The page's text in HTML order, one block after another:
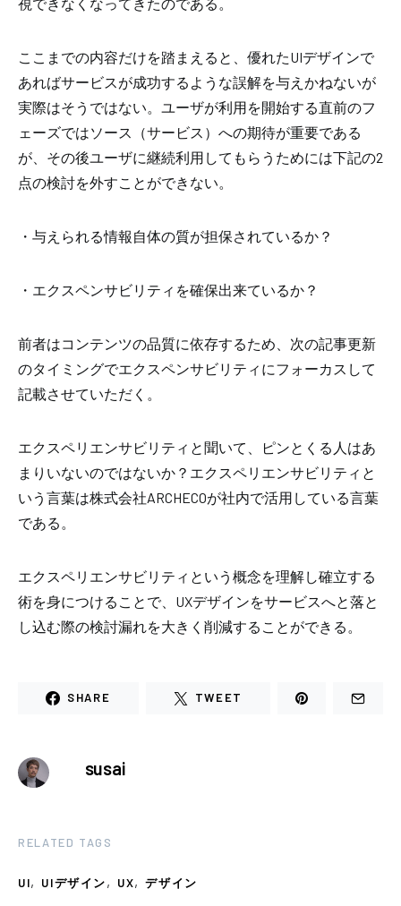
ここまでの内容だけを踏まえると、優れたUIデザインで
あればサービスが成功するような誤解を与えかねないが
実際はそうではない。ユーザが利用を開始する直前のフ
ェーズではソース（サービス）への期待が重要である
が、その後ユーザに継続利用してもらうためには下記の2
点の検討を外すことができない。
・与えられる情報自体の質が担保されているか？
・エクスペンサビリティを確保出来ているか？
前者はコンテンツの品質に依存するため、次の記事更新
のタイミングでエクスペンサビリティにフォーカスして
記載させていただく。
エクスペリエンサビリティと聞いて、ピンとくる人はあ
まりいないのではないか？エクスペリエンサビリティと
いう言葉は株式会社ARCHECOが社内で活用している言葉
である。
エクスペリエンサビリティという概念を理解し確立する
術を身につけることで、 UXデザインをサービスへと落と
し込む際の検討漏れを大きく削減することができる。
SHARE TWEET
susai
RELATED TAGS
UI, UIデザイン, UX, デザイン